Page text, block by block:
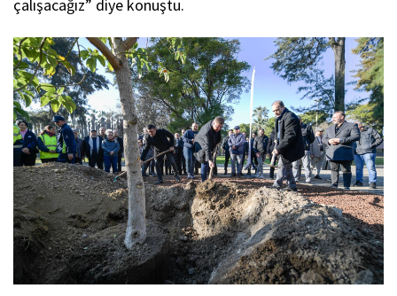
çalışacağız” diye konuştu.